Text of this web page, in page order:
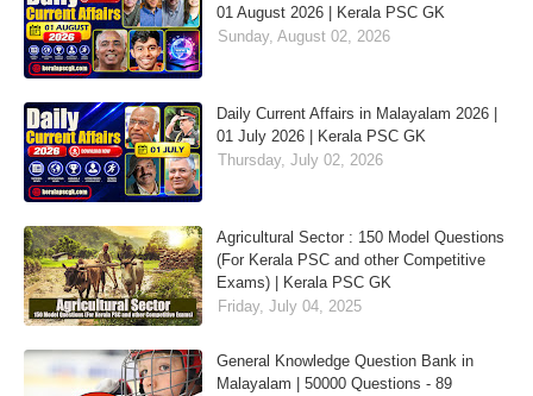
01 August 2026 | Kerala PSC GK
Sunday, August 02, 2026
Daily Current Affairs in Malayalam 2026 |
01 July 2026 | Kerala PSC GK
Thursday, July 02, 2026
Agricultural Sector : 150 Model Questions
(For Kerala PSC and other Competitive
Exams) | Kerala PSC GK
Friday, July 04, 2025
General Knowledge Question Bank in
Malayalam | 50000 Questions - 89